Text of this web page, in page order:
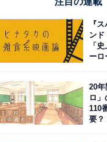
『
ンド
「
ーロ
20年
ロ
110
要？